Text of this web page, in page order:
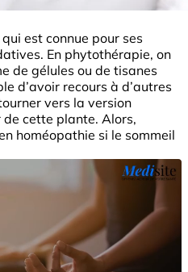
est connue pour ses
En phytothérapie, on
de gélules ou de tisanes
d’avoir recours à d’autres
vers la version
cette plante. Alors,
homéopathie si le sommeil